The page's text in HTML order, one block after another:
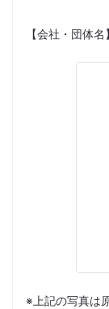
【会社・団体
※上記の写真は